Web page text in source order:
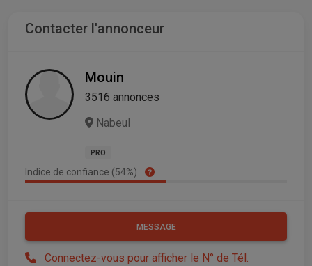
Contacter l'annonceur
Mouin
3516 annonces
Nabeul
PRO
Indice de confiance (54%)
MESSAGE
Connectez-vous pour afficher le N° de Tél.